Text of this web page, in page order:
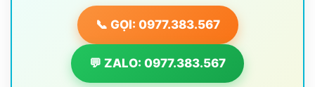
📞 GỌI: 0977.383.567
💬 ZALO: 0977.383.567